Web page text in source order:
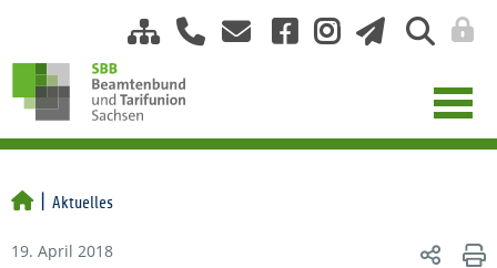
Aktuelles
19. April 2018